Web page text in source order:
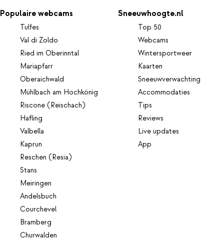
Populaire webcams
Tulfes
Val di Zoldo
Ried im Oberinntal
Mariapfarr
Oberaichwald
Mühlbach am Hochkönig
Riscone (Reischach)
Hafling
Valbella
Kaprun
Reschen (Resia)
Stans
Meiringen
Andelsbuch
Courchevel
Bramberg
Churwalden
Sneeuwhoogte.nl
Top 50
Webcams
Wintersportweer
Kaarten
Sneeuwverwachting
Accommodaties
Tips
Reviews
Live updates
App